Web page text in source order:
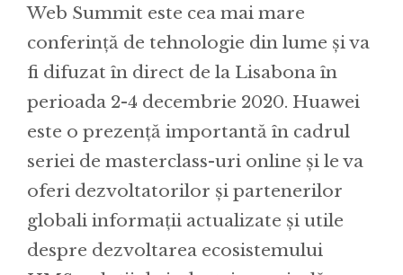
Web Summit este cea mai mare
conferință de tehnologie din lume și va
fi difuzat în direct de la Lisabona în
perioada 2-4 decembrie 2020. Huawei
este o prezență importantă în cadrul
seriei de masterclass-uri online și le va
oferi dezvoltatorilor și partenerilor
globali informații actualizate și utile
despre dezvoltarea ecosistemului